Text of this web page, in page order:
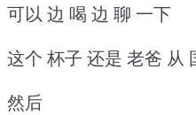
可以 边 喝 边 聊 一下
这个 杯子 还是 老爸 从
然后